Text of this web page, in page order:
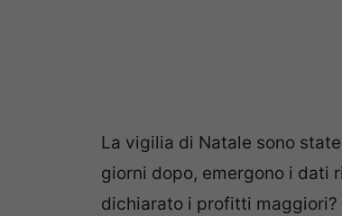
La vigilia di Natale sono
giorni dopo, emergono i dati
dichiarato i profitti maggiori?